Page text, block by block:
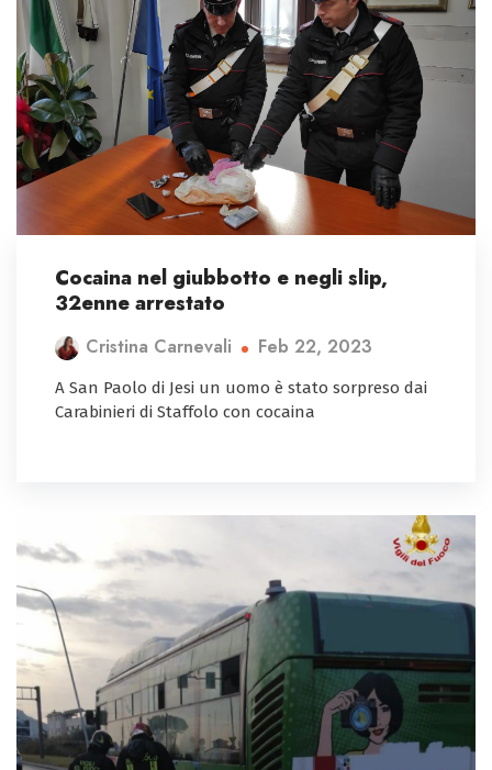
Cocaina nel giubbotto e negli slip,
32enne arrestato
Cristina Carnevali Feb 22, 2023
A San Paolo di Jesi un uomo è stato sorpreso dai
Carabinieri di Staffolo con cocaina